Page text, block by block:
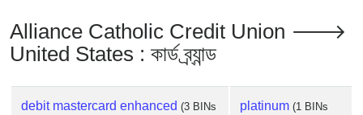
Alliance Catholic Credit Union 🡒
United States : কার্ড ব্র্যান্ড
debit mastercard enhanced (3 BINs
platinum (1 BINs